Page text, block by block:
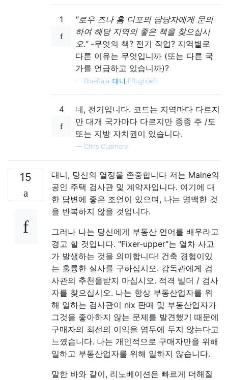
1
"로우 즈나 홈 디포의 담당자에게 문의
하여 해당 지역의 좋은 책을 찾으십시
오." -무엇의 책? 전기 작업? 지역별로
다른 이유는 무엇입니까 (또는 다른 국
가를 언급하고 있습니까)?
— BlueRaja-대니 Pflughoeft
4
네, 전기입니다. 코드는 지역마다 다르지
만 대개 국가마다 다르지만 종종 주 /도
또는 지방 자치권이 있습니다.
— Chris Cudmore
15
대니, 당신의 열정을 존중합니다 저는 Maine의
공인 주택 검사관 및 계약자입니다. 여기에 대
한 답변에 좋은 조언이 있으며, 나는 명백한 것
을 반복하지 않을 것입니다.
그러나 나는 당신에게 부동산 언어를 배우라고
경고 할 것입니다. "Fixer-upper"는 열차 사고
가 발생하는 것을 의미합니다! 건축 경험이있
는 훌륭한 실사를 구하십시오. 감독관에게 검
사관의 추천을받지 마십시오. 적격 빌더 / 검사
자를 찾으십시오. 나는 항상 부동산업자를 위
해 일하는 검사관이 nix 판매 및 부동산업자가
그것을 좋아하지 않는 문제를 발견했기 때문에
구매자의 최선의 이익을 염두에 두지 않는다고
느꼈습니다. 나는 개인적으로 구매자만을 위해
일하고 부동산업자를 위해 일하지 않습니다.
말한 바와 같이, 리노베이션은 빠르게 더해질